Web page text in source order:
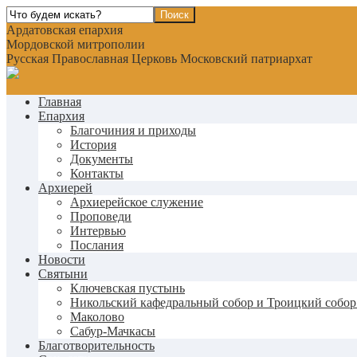
Ардатовская епархия
Мордовской митрополии
Русская Православная Церковь Московский патриархат
Главная
Епархия
Благочиния и приходы
История
Документы
Контакты
Архиерей
Архиерейское служение
Проповеди
Интервью
Послания
Новости
Святыни
Ключевская пустынь
Никольский кафедральный собор и Троицкий собор
Маколово
Сабур-Мачкасы
Благотворительность